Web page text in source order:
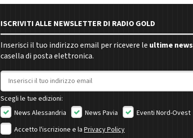
ISCRIVITI ALLE NEWSLETTER DI RADIO GOLD
Inserisci il tuo indirizzo email per ricevere le ultime news
casella di posta elettronica.
Indirizzo email
Scegli le tue edizioni:
News Alessandria
News Pavia
Eventi Nord-Ovest
Accetto l'iscrizione e la Privacy Policy